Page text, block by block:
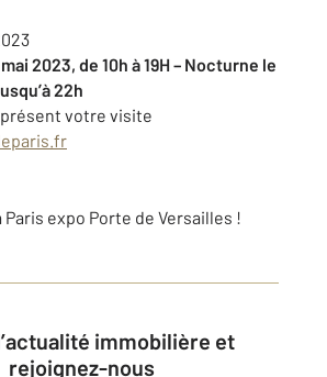
2023, de 10h à 19H – Nocturne le
22h
présent votre visite
expo Porte de Versailles !
rejoignez-nous